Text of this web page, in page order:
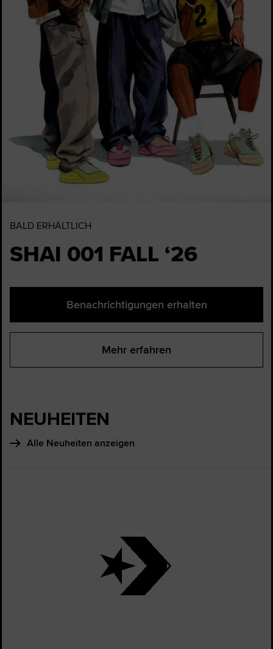
BALD ERHÄLTLICH
SHAI 001 FALL ‘26
Benachrichtigungen erhalten
Mehr erfahren
NEUHEITEN
Alle Neuheiten anzeigen